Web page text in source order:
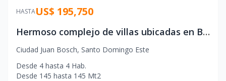
HASTAUS$ 195,750
Hermoso complejo de villas ubicadas en Boca Chica, a 4 minutos de la playa.
Ciudad Juan Bosch, Santo Domingo Este
Desde 4 hasta 4 Hab.
Desde 145 hasta 145 Mt2